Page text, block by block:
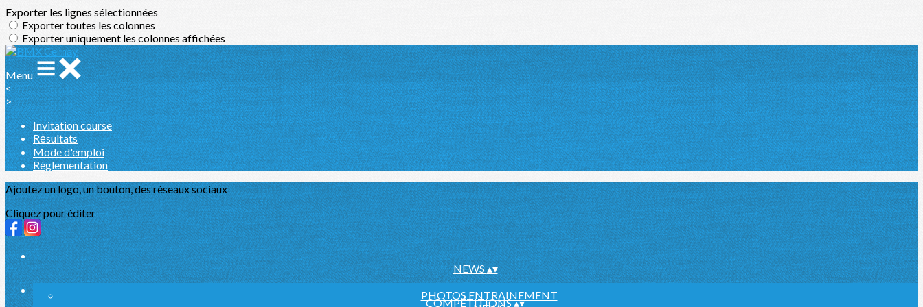
Exporter les lignes sélectionnées
Exporter toutes les colonnes
Exporter uniquement les colonnes affichées
Menu
<
>
Invitation course
Rėsultats
Mode d'emploi
Règlementation
Ajoutez un logo, un bouton, des réseaux sociaux
Cliquez pour éditer
NEWS▴▾
PHOTOS ENTRAINEMENT
COMPÉTITIONS▴▾